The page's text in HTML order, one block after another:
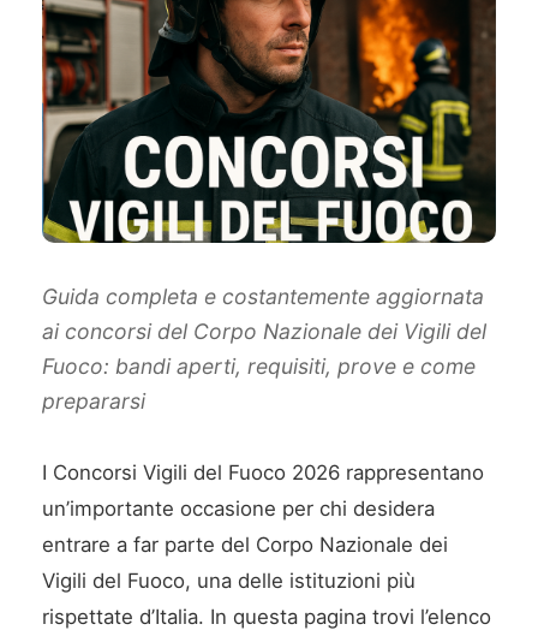
Guida completa e costantemente aggiornata
ai concorsi del Corpo Nazionale dei Vigili del
Fuoco: bandi aperti, requisiti, prove e come
prepararsi
I Concorsi Vigili del Fuoco 2026 rappresentano
un’importante occasione per chi desidera
entrare a far parte del Corpo Nazionale dei
Vigili del Fuoco, una delle istituzioni più
rispettate d’Italia. In questa pagina trovi l’elenco